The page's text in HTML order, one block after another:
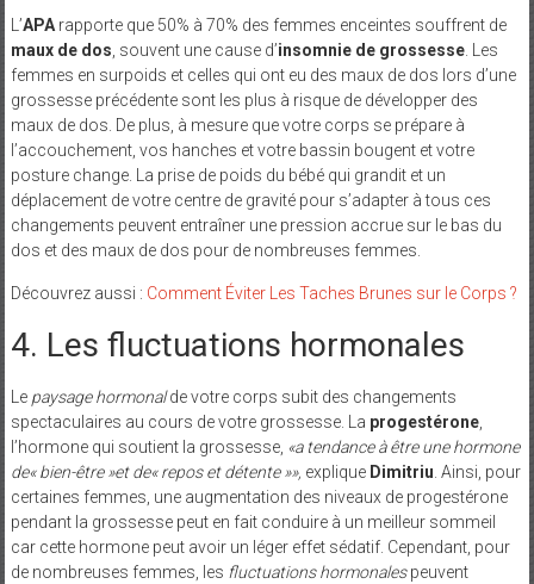
L’APArapporte que 50% à 70% des femmes enceintes souffrent de
maux de dos, souvent une cause d’insomnie de grossesse. Les
femmes en surpoids et celles qui ont eu des maux de dos lors d’une
grossesse précédente sont les plus à risque de développer des
maux de dos. De plus, à mesure que votre corps se prépare à
l’accouchement, vos hanches et votre bassin bougent et votre
posture change. La prise de poids du bébé qui grandit et un
déplacement de votre centre de gravité pour s’adapter à tous ces
changements peuvent entraîner une pression accrue sur le bas du
dos et des maux de dos pour de nombreuses femmes.
Découvrez aussi : Comment Éviter Les Taches Brunes sur le Corps ?
4. Les fluctuations hormonales
Le paysage hormonalde votre corps subit des changements
spectaculaires au cours de votre grossesse. La progestérone,
l’hormone qui soutient la grossesse, «a tendance à être une hormone
de« bien-être »et de« repos et détente »», explique Dimitriu. Ainsi, pour
certaines femmes, une augmentation des niveaux de progestérone
pendant la grossesse peut en fait conduire à un meilleur sommeil
car cette hormone peut avoir un léger effet sédatif. Cependant, pour
de nombreuses femmes, les fluctuations hormonalespeuvent